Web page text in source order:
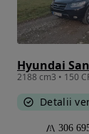
2188 cm3 • 150
Detalii
306